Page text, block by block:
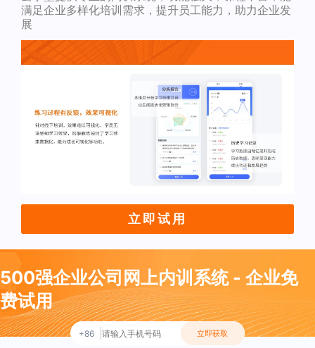
满足企业多样化培训需求，提升员工能力，助力企业发
展
立即试用
500强企业公司网上内训系统 - 企业免
费试用
+86 立即获取